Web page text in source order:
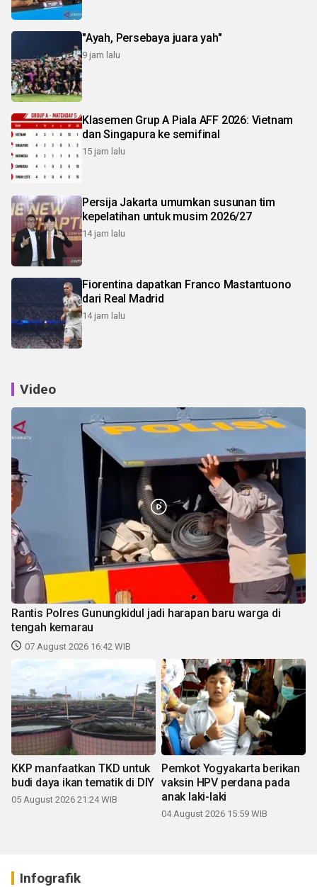
"Ayah, Persebaya juara yah"
9 jam lalu
Klasemen Grup A Piala AFF 2026: Vietnam
dan Singapura ke semifinal
15 jam lalu
Persija Jakarta umumkan susunan tim
kepelatihan untuk musim 2026/27
14 jam lalu
Fiorentina dapatkan Franco Mastantuono
dari Real Madrid
14 jam lalu
Video
Rantis Polres Gunungkidul jadi harapan baru warga di
tengah kemarau
07 August 2026 16:42 WIB
KKP manfaatkan TKD untuk
budi daya ikan tematik di DIY
05 August 2026 21:24 WIB
Pemkot Yogyakarta berikan
vaksin HPV perdana pada
anak laki-laki
04 August 2026 15:59 WIB
Infografik